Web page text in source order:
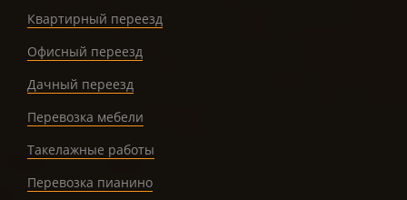
Квартирный переезд
Офисный переезд
Дачный переезд
Перевозка мебели
Такелажные работы
Перевозка пианино